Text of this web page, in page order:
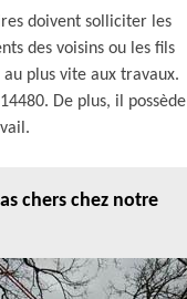
doivent solliciter les
des voisins ou les fils
plus vite aux travaux.
De plus, il possède
chers chez notre